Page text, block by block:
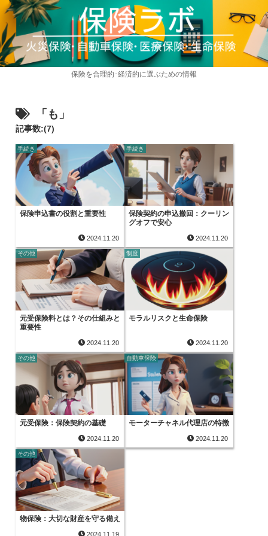
保険を合理的･経済的に選ぶための情報
「も」
記事数:(7)
手続き
保険申込書の役割と重要性
2024.11.20
手続き
保険契約の申込撤回：クーリン
グオフで安心
2024.11.20
その他
元受保険料とは？その仕組みと
重要性
2024.11.20
制度
モラルリスクと生命保険
2024.11.20
その他
元受保険：保険契約の基礎
2024.11.20
自動車保険
モーターチャネル代理店の特徴
2024.11.20
その他
物保険：大切な財産を守る備え
2024.11.19